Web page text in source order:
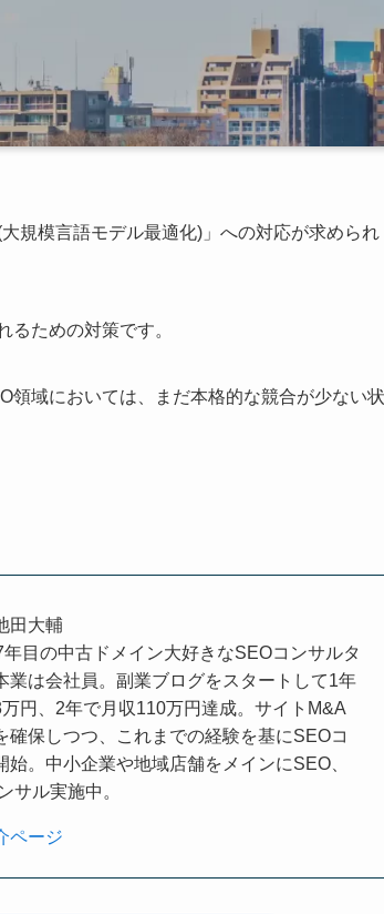
規模言語モデル最適化)」への対応が求められ
るための対策です。
領域においては、まだ本格的な競合が少ない状
田大輔
年目の中古ドメイン大好きなSEOコンサルタ
業は会社員。副業ブログをスタートして1年
円、2年で月収110万円達成。サイトM&A
確保しつつ、これまでの経験を基にSEOコ
始。中小企業や地域店舗をメインにSEO、
サル実施中。
ページ